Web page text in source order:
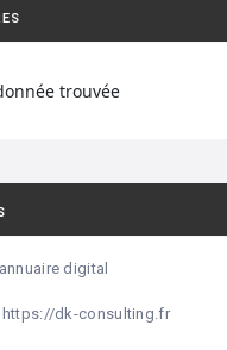
trouvée
digital
https://dk-consulting.fr